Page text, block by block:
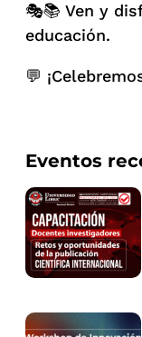
Eventos
🎭📚 Ven y
educación.
💬